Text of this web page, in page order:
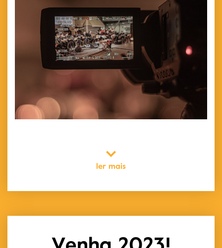
ler mais
Venha 2023!